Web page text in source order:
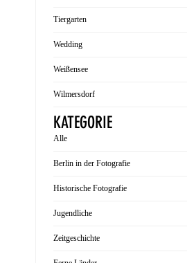
Tiergarten
Wedding
Weißensee
Wilmersdorf
KATEGORIE
Alle
Berlin in der Fotografie
Historische Fotografie
Jugendliche
Zeitgeschichte